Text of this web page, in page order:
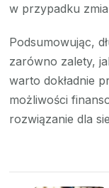
w przypadku
Podsumowując,
zarówno zalety,
warto dokładnie
możliwości
rozwiązanie dla